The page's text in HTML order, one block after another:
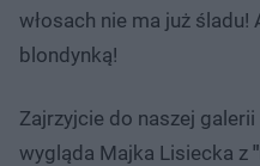
włosach nie ma już
blondynką!
Zajrzyjcie do naszej
wygląda Majka Lisiecka z